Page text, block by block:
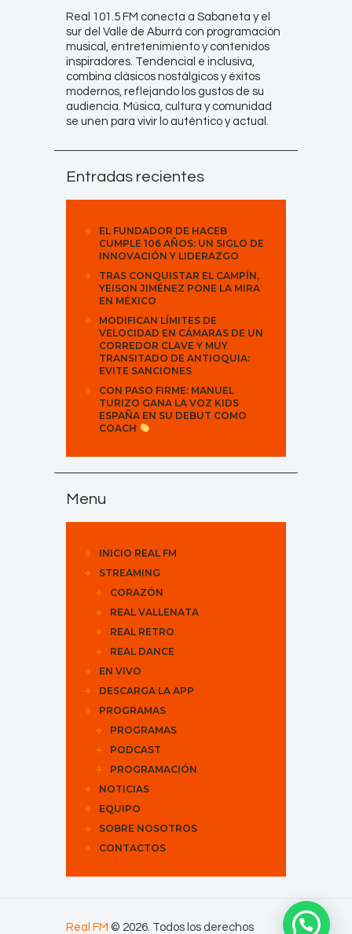
Real 101.5 FM conecta a Sabaneta y el
sur del Valle de Aburrá con programación
musical, entretenimiento y contenidos
inspiradores. Tendencial e inclusiva,
combina clásicos nostálgicos y éxitos
modernos, reflejando los gustos de su
audiencia. Música, cultura y comunidad
se unen para vivir lo auténtico y actual.
Entradas recientes
EL FUNDADOR DE HACEB
CUMPLE 106 AÑOS: UN SIGLO DE
INNOVACIÓN Y LIDERAZGO
TRAS CONQUISTAR EL CAMPÍN,
YEISON JIMÉNEZ PONE LA MIRA
EN MÉXICO
MODIFICAN LÍMITES DE
VELOCIDAD EN CÁMARAS DE UN
CORREDOR CLAVE Y MUY
TRANSITADO DE ANTIOQUIA:
EVITE SANCIONES
CON PASO FIRME: MANUEL
TURIZO GANA LA VOZ KIDS
ESPAÑA EN SU DEBUT COMO
COACH
Menu
INICIO REAL FM
STREAMING
CORAZÓN
REAL VALLENATA
REAL RETRO
REAL DANCE
EN VIVO
DESCARGA LA APP
PROGRAMAS
PROGRAMAS
PODCAST
PROGRAMACIÓN
NOTICIAS
EQUIPO
SOBRE NOSOTROS
CONTACTOS
Real FM © 2026. Todos los derechos